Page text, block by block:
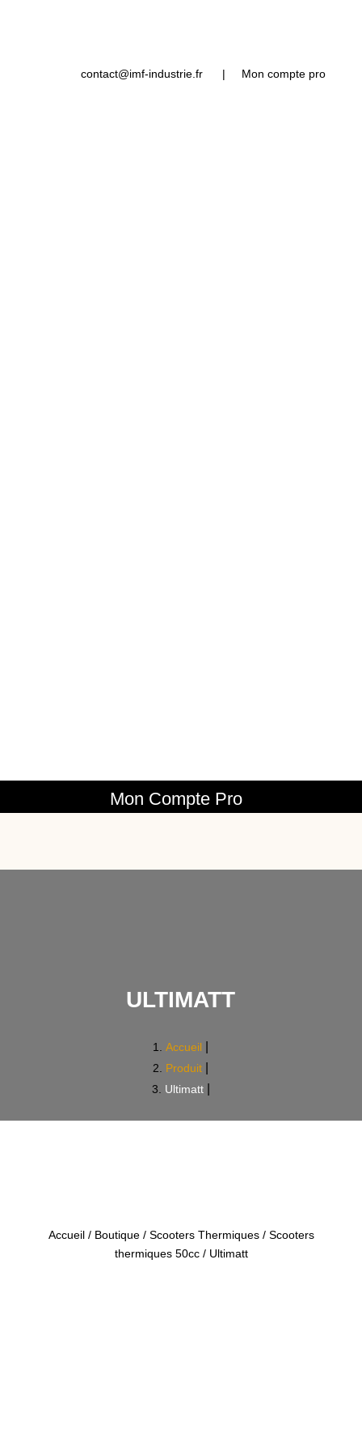
contact@imf-industrie.fr | Mon compte pro
Mon Compte Pro
ULTIMATT
Accueil
Produit
Ultimatt
Accueil/ Boutique/ Scooters Thermiques/ Scooters
thermiques 50cc/ Ultimatt